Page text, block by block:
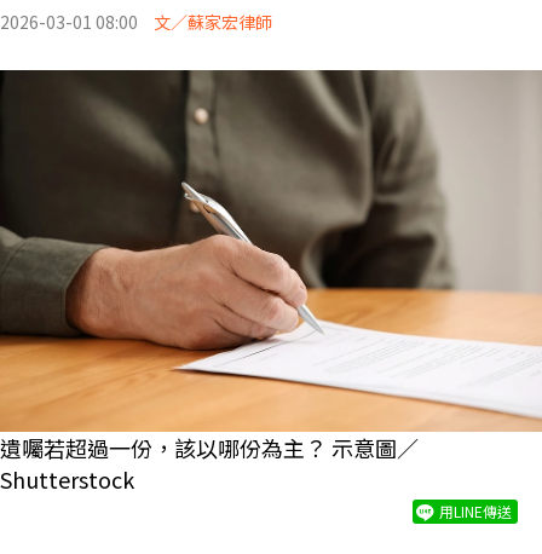
2026-03-01 08:00 文／蘇家宏律師
遺囑若超過一份，該以哪份為主？ 示意圖／
Shutterstock
用LINE傳送